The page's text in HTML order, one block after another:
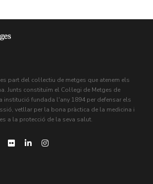
part del col·lectiu de metges que atenem els
Junts constituïm el Col·legi de Metges de
institució fundada l'any 1894 per defensar els
vetllar per la bona pràctica de la medicina i
a la protecció de la seva salut.